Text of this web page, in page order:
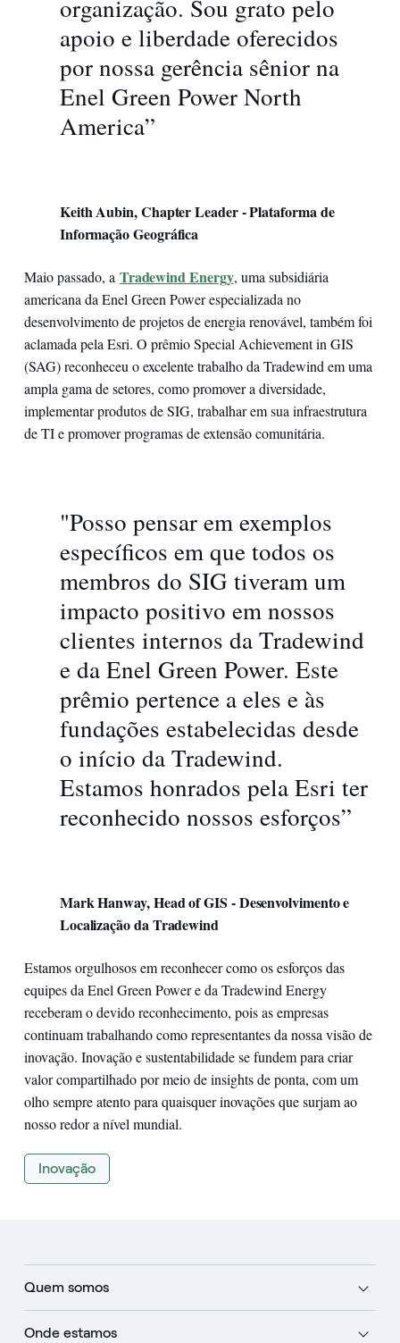
organização. Sou grato pelo
apoio e liberdade oferecidos
por nossa gerência sênior na
Enel Green Power North
America”
Keith Aubin, Chapter Leader - Plataforma de
Informação Geográfica
Maio passado, a Tradewind Energy, uma subsidiária
americana da Enel Green Power especializada no
desenvolvimento de projetos de energia renovável, também foi
aclamada pela Esri. O prêmio Special Achievement in GIS
(SAG) reconheceu o excelente trabalho da Tradewind em uma
ampla gama de setores, como promover a diversidade,
implementar produtos de SIG, trabalhar em sua infraestrutura
de TI e promover programas de extensão comunitária.
"Posso pensar em exemplos
específicos em que todos os
membros do SIG tiveram um
impacto positivo em nossos
clientes internos da Tradewind
e da Enel Green Power. Este
prêmio pertence a eles e às
fundações estabelecidas desde
o início da Tradewind.
Estamos honrados pela Esri ter
reconhecido nossos esforços”
Mark Hanway, Head of GIS - Desenvolvimento e
Localização da Tradewind
Estamos orgulhosos em reconhecer como os esforços das
equipes da Enel Green Power e da Tradewind Energy
receberam o devido reconhecimento, pois as empresas
continuam trabalhando como representantes da nossa visão de
inovação. Inovação e sustentabilidade se fundem para criar
valor compartilhado por meio de insights de ponta, com um
olho sempre atento para quaisquer inovações que surjam ao
nosso redor a nível mundial.
Inovação
Quem somos
Onde estamos